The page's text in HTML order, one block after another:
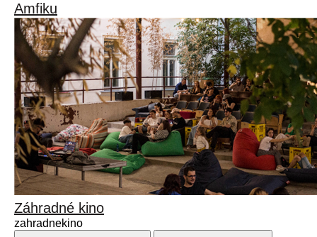
Amfiku
Záhradné kino
zahradnekino